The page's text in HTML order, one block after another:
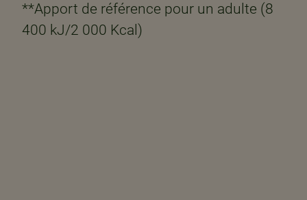
**Apport de référence pour un adulte (8
400 kJ/2 000 Kcal)